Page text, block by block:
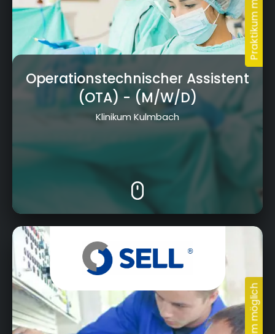
Operationstechnischer Assistent
(OTA)- (M/W/D)
Klinikum Kulmbach
Albert-Ruckdeschel-Str. 20, 95326 Kulmbach